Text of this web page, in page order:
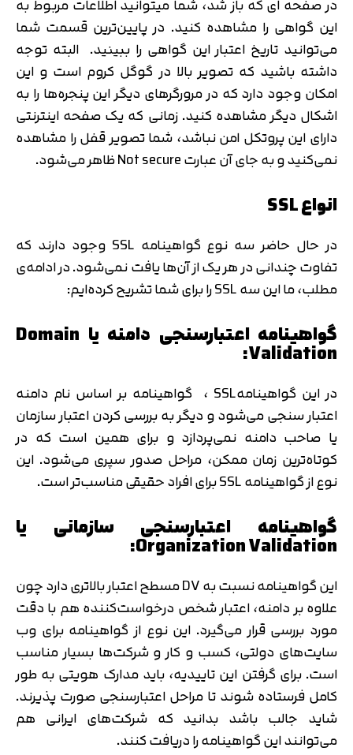
در صفحه‌ ای که باز شد، شما میتوانید اطلاعات مربوط به
این گواهی را مشاهده کنید. در پایین‌ترین قسمت شما
می‌توانید تاریخ اعتبار این گواهی را ببینید. البته توجه
داشته باشید که تصویر بالا در گوگل کروم است و این
امکان وجود دارد که در مرورگرهای دیگر این پنجره‌ها را به
اشکال دیگر مشاهده کنید. زمانی که یک صفحه اینترنتی
دارای این پروتکل امن نباشد، شما تصویر قفل را مشاهده
نمی‌کنید و به جای آن عبارت Not secure ظاهر می‌شود.
انواع SSL
در حال حاضر سه نوع گواهینامه SSL وجود دارند که
تفاوت چندانی در هر یک از آن‌ها یافت نمی‌شود. در ادامه‌ی
مطلب، ما این سه SSL را برای شما تشریح کرده‌ایم:
گواهینامه اعتبارسنجی دامنه یا Domain
Validation:
در این گواهینامهSSL ، گواهینامه بر اساس نام دامنه
اعتبار سنجی می‌شود و دیگر به بررسی کردن اعتبار سازمان
یا صاحب دامنه نمی‌پردازد و برای همین است که در
کوتاه‌ترین زمان ممکن، مراحل صدور سپری می‌شود. این
نوع از گواهینامه SSL برای افراد حقیقی مناسب‌تر است.
گواهینامه اعتبارسنجی سازمانی یا
Organization Validation:
این گواهینامه نسبت به DV مسطح اعتبار بالاتری دارد چون
علاوه بر دامنه، اعتبار شخص درخواست‌کننده هم با دقت
مورد بررسی قرار می‌گیرد. این نوع از گواهینامه برای وب
سایت‌های دولتی، کسب و کار و شرکت‌ها بسیار مناسب
است. برای گرفتن این تاییدیه‌، باید مدارک هویتی به طور
کامل فرستاده شوند تا مراحل اعتبارسنجی صورت پذیرند.
شاید جالب باشد بدانید که شرکت‌های ایرانی هم
می‌توانند این گواهینامه را دریافت کنند.